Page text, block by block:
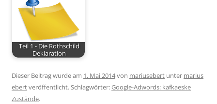
Teil 1 - Die Rothschild
Deklaration
Dieser Beitrag wurde am 1. Mai 2014von mariusebert unter marius
ebertveröffentlicht. Schlagwörter:Google-Adwords: kafkaeske
Zustände.